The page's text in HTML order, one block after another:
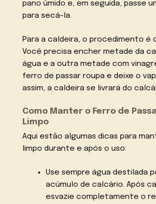
pano úmido e, em seguida, passe
para secá-la.
Para a caldeira, o procedimento é
Você precisa encher metade da
água e a outra metade com
ferro de passar roupa e deixe o
assim, a caldeira se livrará do
Como Manter o Ferro de
Limpo
Aqui estão algumas dicas para
limpo durante e após o uso:
Use sempre água destilada
acúmulo de calcário. Após
esvazie completamente o